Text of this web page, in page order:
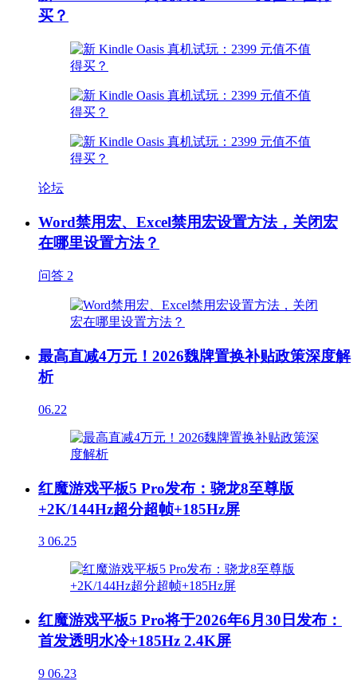
买？
论坛
Word禁用宏、Excel禁用宏设置方法，关闭宏
在哪里设置方法？
问答 2
最高直减4万元！2026魏牌置换补贴政策深度解
析
06.22
红魔游戏平板5 Pro发布：骁龙8至尊版
+2K/144Hz超分超帧+185Hz屏
3 06.25
红魔游戏平板5 Pro将于2026年6月30日发布：
首发透明水冷+185Hz 2.4K屏
9 06.23